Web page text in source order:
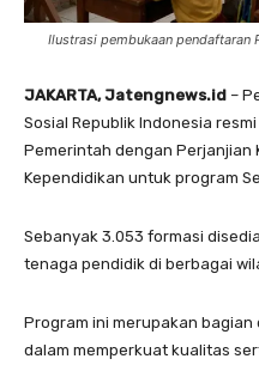
Ilustrasi pembukaan pendaftaran
JAKARTA, Jatengnews.id –
Sosial Republik Indonesia
Pemerintah dengan Perjanjian
Kependidikan untuk program
Sebanyak 3.053 formasi
tenaga pendidik di berbagai
Program ini merupakan
dalam memperkuat kualitas